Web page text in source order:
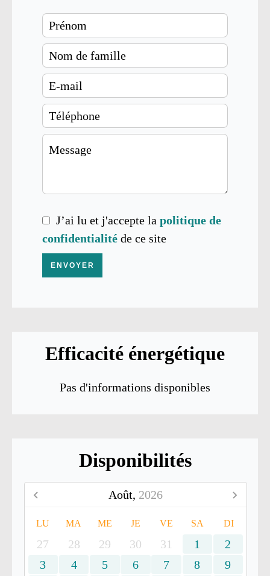
J’ai lu et j'accepte la politique de
confidentialité de ce site
ENVOYER
Efficacité énergétique
Pas d'informations disponibles
Disponibilités
Août, 2026
LU MA ME JE VE SA DI
27 28 29 30 31 1
2
3
4 5 6 7 8
9